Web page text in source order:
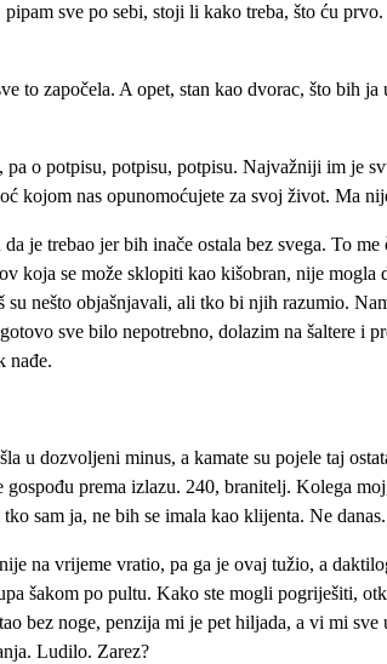
sve po sebi, stoji li kako treba, što ću
to započela. A opet, stan kao dvorac, što bih
o potpisu, potpisu, potpisu. Najvažniji im je
kojom nas opunomoćujete za svoj život. Ma
je trebao jer bih inače ostala bez svega. To
koja se može sklopiti kao kišobran, nije mogla
nešto objašnjavali, ali tko bi njih razumio.
sve bilo nepotrebno, dolazim na šaltere i
nađe.
u dozvoljeni minus, a kamate su pojele taj
gospođu prema izlazu. 240, branitelj. Kolega
sam ja, ne bih se imala kao klijenta. Ne danas.
na vrijeme vratio, pa ga je ovaj tužio, a
šakom po pultu. Kako ste mogli pogriješiti,
bez noge, penzija mi je pet hiljada, a vi mi sve
Ludilo. Zarez?